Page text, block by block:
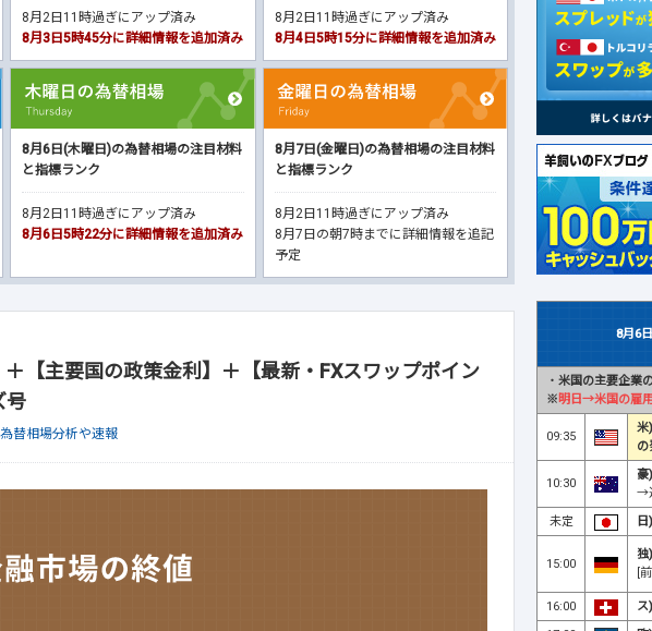
8月2日11時過ぎにアップ済み
8月3日5時45分に詳細情報を追加済み
8月2日11時過ぎにアップ済み
8月4日5時15分に詳細情報を追加済み
8月6日(木曜日)の為替相場の注目材料
と指標ランク
8月2日11時過ぎにアップ済み
8月6日5時22分に詳細情報を追加済み
8月7日(金曜日)の為替相場の注目材料
と指標ランク
8月2日11時過ぎにアップ済み
8月7日の朝7時までに詳細情報を追記
予定
＋【主要国の政策金利】＋【最新・FXスワップポイン
号
為替相場分析や速報
8月6
・ 米国の主要企業
※明日→米国の雇
09:35
米
の
10:30
豪)
→
未定
15:00
独)
[
16:00
ス)